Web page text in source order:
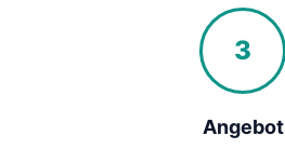
3
Angebot